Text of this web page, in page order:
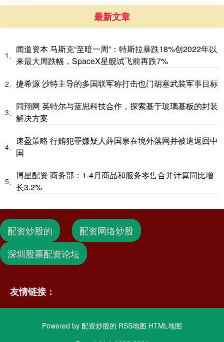
最新文章
1、
闻道资本 马斯克“至暗一周”：特斯拉暴跌18%创2022年以
来最大周跌幅，SpaceX星舰试飞前再跌7%
2、 捷希源 沙特主导的多国联军称打击也门胡塞武装军事目标
3、
同翔网 英特尔与蓝思科技合作，探索基于玻璃基板的封装
解决方案
4、
速盈策略 行贿犯罪嫌疑人薛国泉在境外落网并被遣返回中
国
5、
博星配资 商务部：1-4月商品和服务零售合并计算同比增
长3.2%
配资炒股的
配资网络炒股
深圳股票配资论坛
友情链接：
Powered by 配资炒股的 RSS地图 HTML地图